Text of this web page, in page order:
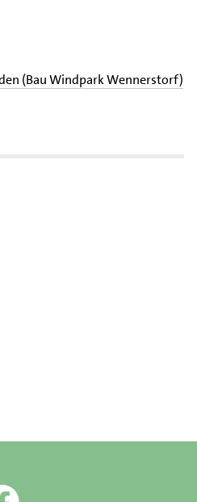
(Bau Windpark Wennerstorf)